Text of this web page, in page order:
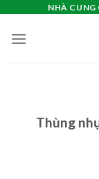
content
NHÀ
Thùng